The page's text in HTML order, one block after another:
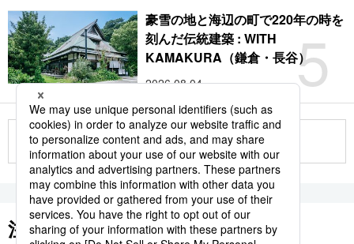
5
豪雪の地と海辺の町で220年の時を
刻んだ伝統建築 : WITH
KAMAKURA（鎌倉・長谷）
2026.08.04
もっと見る
注目のキーワード